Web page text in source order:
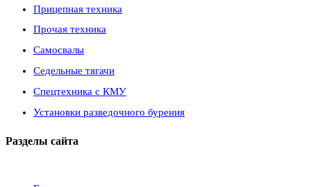
Прицепная техника
Прочая техника
Самосвалы
Седельные тягачи
Спецтехника с КМУ
Установки разведочного бурения
Разделы сайта